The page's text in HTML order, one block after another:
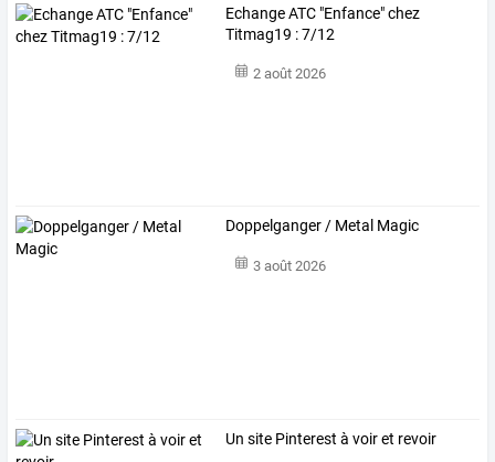
Echange ATC "Enfance" chez
Titmag19 : 7/12
2 août 2026
Doppelganger / Metal Magic
3 août 2026
Un site Pinterest à voir et revoir